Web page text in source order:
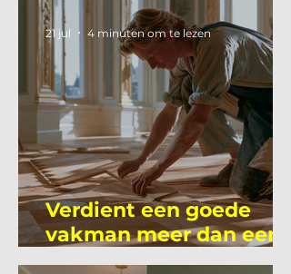
Verdient een goede
vakman meer dan een
gemiddelde
21 jul 4 minuten om te lezen